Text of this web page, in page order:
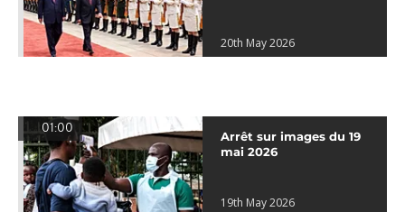
20th May 2026
01:00
Arrêt sur images du 19
mai 2026
19th May 2026